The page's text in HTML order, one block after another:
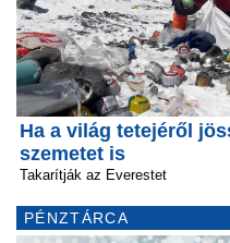
Ha a világ tetejéről
szemetet is
Takarítják az Everestet
PÉNZTÁRCA